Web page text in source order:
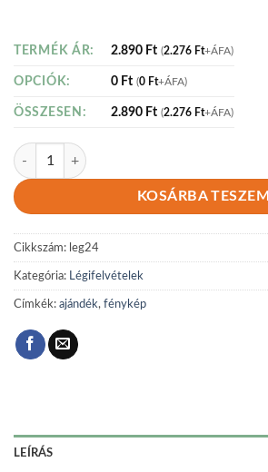
TERMÉK ÁR: 2.890 Ft (2.276 Ft+ÁFA)
OPCIÓK: 0 Ft (0 Ft+ÁFA)
ÖSSZESEN: 2.890 Ft (2.276 Ft+ÁFA)
Légi 24 mennyiség
KOSÁRBA TESZEM
Cikkszám: leg24
Kategória: Légifelvételek
Címkék: ajándék, fénykép
LEÍRÁS